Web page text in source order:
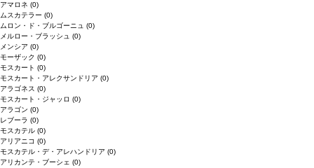
アマロネ (0)
ムスカテラー (0)
ムロン・ド・ブルゴーニュ (0)
メルロー・ブラッシュ (0)
メンシア (0)
モーザック (0)
モスカート (0)
モスカート・アレクサンドリア (0)
アラゴネス (0)
モスカート・ジャッロ (0)
アラゴン (0)
レブーラ (0)
モスカテル (0)
アリアニコ (0)
モスカテル・デ・アレハンドリア (0)
アリカンテ・ブーシェ (0)